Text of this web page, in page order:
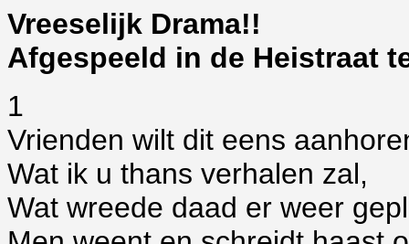
Vreeselijk Drama!!
Afgespeeld in de Heistraat
1
Vrienden wilt dit eens
Wat ik u thans verhalen zal,
Wat wreede daad er weer